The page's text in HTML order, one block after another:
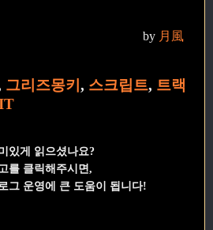
by 月風
그리즈몽키 , 스크립트, 트랙
있게 읽으셨나요?
를 클릭해주시면,
그 운영에 큰 도움이 됩니다!